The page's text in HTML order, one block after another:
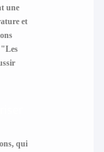
une
et
"Les
qui